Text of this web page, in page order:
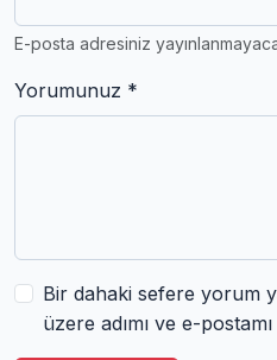
E-posta adresiniz
Yorumunuz *
Bir dahaki sefere yorum
üzere adımı ve e-